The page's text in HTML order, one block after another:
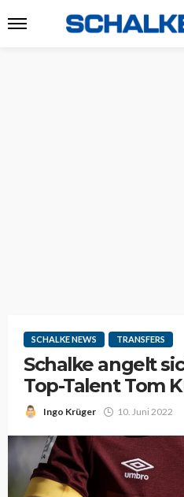
SCHALKE NEWS TRANSFERS
Schalke angelt
Top-Talent Tom
Ingo Krüger 10. Juni 2022